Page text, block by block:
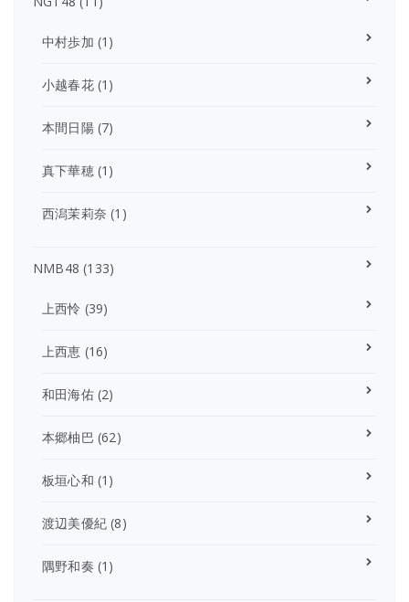
中村歩加 (1)
小越春花(1)
本間日陽(7)
真下華穂(1)
西潟茉莉奈 (1)
NMB48 (133)
上西怜 (39)
上西恵 (16)
和田海佑(2)
本郷柚巴 (62)
板垣心和 (1)
渡辺美優紀 (8)
隅野和奏 (1)